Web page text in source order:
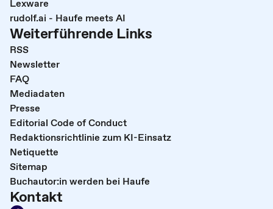
Lexware
rudolf.ai - Haufe meets AI
Weiterführende Links
RSS
Newsletter
FAQ
Mediadaten
Presse
Editorial Code of Conduct
Redaktionsrichtlinie zum KI-Einsatz
Netiquette
Sitemap
Buchautor:in werden bei Haufe
Kontakt